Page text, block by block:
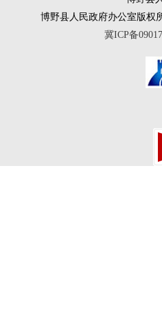
博野县人民政府办公室版权
冀ICP备